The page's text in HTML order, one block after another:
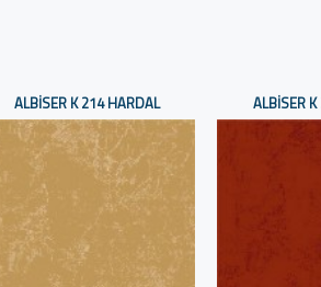
ALBISER K 214 HARDAL ALBISER